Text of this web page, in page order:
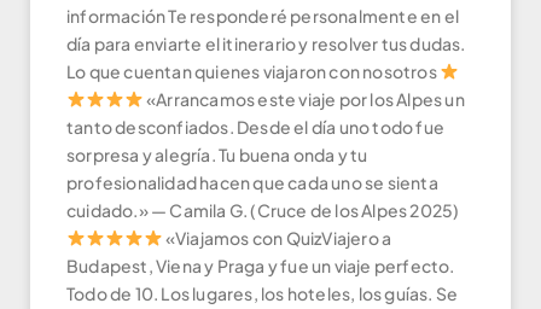
información Te responderé personalmente en el
día para enviarte el itinerario y resolver tus dudas.
Lo que cuentan quienes viajaron con nosotros
«Arrancamos este viaje por los Alpes un
tanto desconfiados. Desde el día uno todo fue
sorpresa y alegría. Tu buena onda y tu
profesionalidad hacen que cada uno se sienta
cuidado.» — Camila G. (Cruce de los Alpes 2025)
«Viajamos con QuizViajero a
Budapest, Viena y Praga y fue un viaje perfecto.
Todo de 10. Los lugares, los hoteles, los guías. Se